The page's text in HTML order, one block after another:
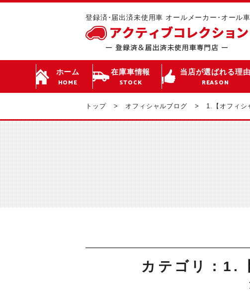
登録済･届出済未使用車 オールメーカー･オール
ホーム
HOME
在庫車情報
STOCK
当店が選ばれる理由
REASON
トップ オフィシャルブログ 1.【オフィシ
カテゴリ：1.